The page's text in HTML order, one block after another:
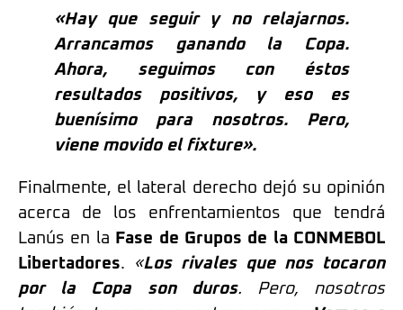
«Hay que seguir y no relajarnos.
Arrancamos ganando la Copa.
Ahora, seguimos con éstos
resultados positivos, y eso es
buenísimo para nosotros. Pero,
viene movido el fixture».
Finalmente, el lateral derecho dejó su opinión
acerca de los enfrentamientos que tendrá
Lanús en la Fase de Grupos de la CONMEBOL
Libertadores. «Los rivales que nos tocaron
por la Copa son duros. Pero, nosotros